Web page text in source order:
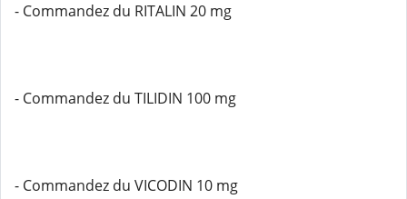
- Commandez du RITALIN 20 mg
- Commandez du TILIDIN 100 mg
- Commandez du VICODIN 10 mg